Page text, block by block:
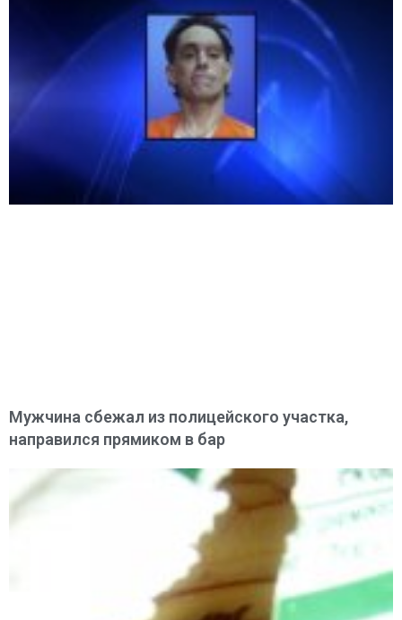
Мужчина сбежал из полицейского участка,
направился прямиком в бар